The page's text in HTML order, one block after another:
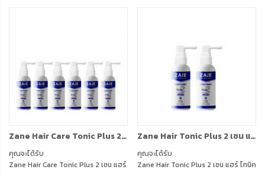
Zane Hair Care Tonic Plus 2 เซน แฮร์ โทนิค พลัส ทู (35ml.) 6 กล่อง
คุณจะได้รับ
Zane Hair Care Tonic Plus 2 เซน แฮร์
Zane Hair Tonic Plus 2 เซน แฮร์ โทนิค พลัส ทู (35ml.) 1 กล่อง + ฟรี 1 กล่อง
คุณจะได้รับ
Zane Hair Tonic Plus 2 เซน แฮร์ โทนิค